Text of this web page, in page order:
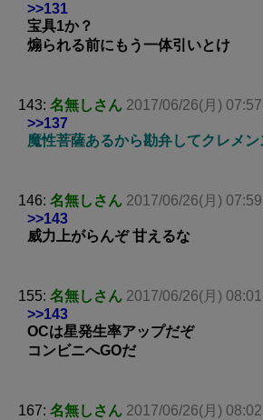
>>131
宝具1か？
煽られる前にもう一体引いとけ
143: 名無しさん 2017/06/26(月)
>>137
魔性菩薩あるから勘弁してクレメン
146: 名無しさん 2017/06/26(月)
>>143
威力上がらんぞ 甘えるな
155: 名無しさん 2017/06/26(月)
>>143
OCは星発生率アップだぞ
コンビニへGOだ
167: 名無しさん 2017/06/26(月)